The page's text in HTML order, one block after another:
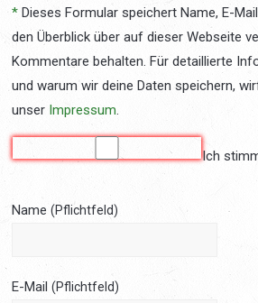
* Dieses Formular speichert Name, E-
den Überblick über auf dieser Webseite
Kommentare behalten. Für detaillierte
und warum wir deine Daten speichern,
unser Impressum.
Ich
Name(Pflichtfeld)
E-Mail(Pflichtfeld)